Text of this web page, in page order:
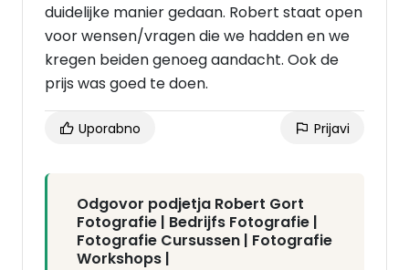
duidelijke manier gedaan. Robert staat open
voor wensen/vragen die we hadden en we
kregen beiden genoeg aandacht. Ook de
prijs was goed te doen.
Uporabno Prijavi
Odgovor podjetja Robert Gort
Fotografie | Bedrijfs Fotografie |
Fotografie Cursussen | Fotografie
Workshops |